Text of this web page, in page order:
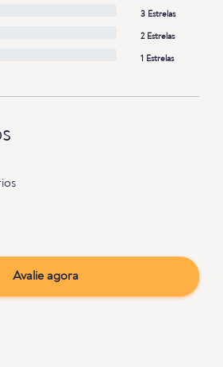
3 Estrelas
2 Estrelas
1 Estrelas
Avalie agora